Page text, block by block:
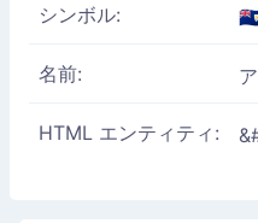
シンボル:
名前:
HTML エンティティ: